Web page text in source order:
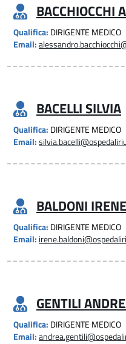
BACCHIOCCHI
Qualifica: DIRIGENTE MEDICO
Email:
BACELLI SILVIA
Qualifica: DIRIGENTE MEDICO
Email:
BALDONI IRENE
Qualifica: DIRIGENTE MEDICO
Email:
GENTILI
Qualifica: DIRIGENTE MEDICO
Email: